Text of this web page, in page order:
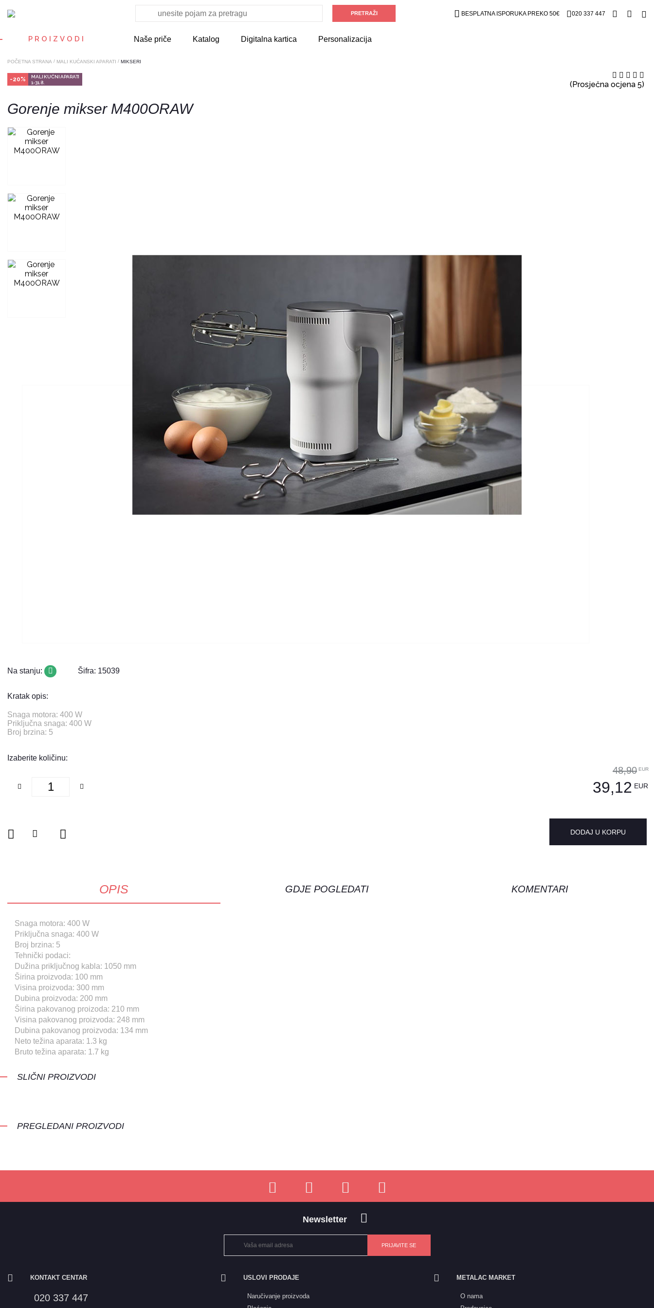
BESPLATNA ISPORUKA PREKO 50€ 020 337 447
PROIZVODI Naše priče Katalog Digitalna kartica Personalizacija
POČETNA STRANA / MALI KUĆANSKI APARATI / MIKSERI
Gorenje mikser M400ORAW
(Prosječna ocjena 5)
-20%
MALI KUĆNI APARATI
1-31.8.
Na stanju: Šifra: 15039
Kratak opis:
Snaga motora: 400 W
Priključna snaga: 400 W
Broj brzina: 5
Izaberite količinu:
48,90 EUR
39,12 EUR
DODAJ U KORPU
OPIS
Snaga motora: 400 W
Priključna snaga: 400 W
Broj brzina: 5
Tehnički podaci:
Dužina priključnog kabla: 1050 mm
Širina proizvoda: 100 mm
Visina proizvoda: 300 mm
Dubina proizvoda: 200 mm
Širina pakovanog proizoda: 210 mm
Visina pakovanog proizvoda: 248 mm
Dubina pakovanog proizvoda: 134 mm
Neto težina aparata: 1.3 kg
Bruto težina aparata: 1.7 kg
GDJE POGLEDATI KOMENTARI
SLIČNI PROIZVODI
PREGLEDANI PROIZVODI
Newsletter
KONTAKT CENTAR
020 337 447
USLOVI PRODAJE
Naručivanje proizvoda
METALAC MARKET
O nama